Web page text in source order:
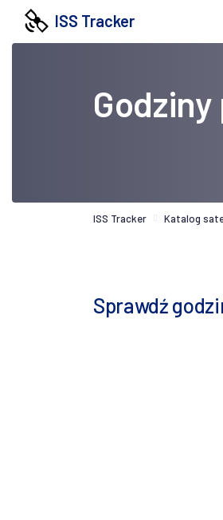
ISS Tracker
ISS Tracker Katalog
Sprawdź